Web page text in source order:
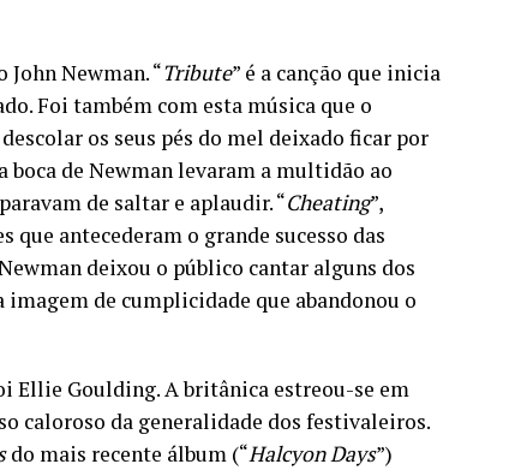
Newman. “Tribute” é a canção que inicia
Foi também com esta música que o
os seus pés do mel deixado ficar por
boca de Newman levaram a multidão ao
de saltar e aplaudir. “Cheating”,
que antecederam o grande sucesso das
deixou o público cantar alguns dos
de cumplicidade que abandonou o
Ellie Goulding. A britânica estreou-se em
caloroso da generalidade dos festivaleiros.
do mais recente álbum (“Halcyon Days”)